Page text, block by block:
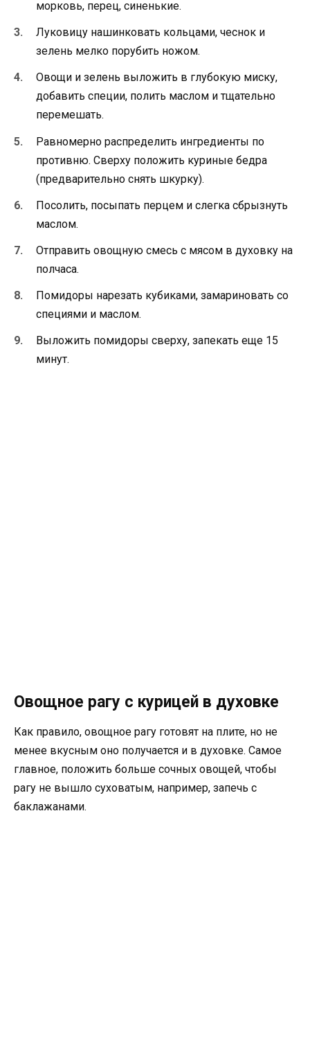
морковь, перец, синенькие.
Луковицу нашинковать кольцами, чеснок и
зелень мелко порубить ножом.
Овощи и зелень выложить в глубокую миску,
добавить специи, полить маслом и тщательно
перемешать.
Равномерно распределить ингредиенты по
противню. Сверху положить куриные бедра
(предварительно снять шкурку).
Посолить, посыпать перцем и слегка сбрызнуть
маслом.
Отправить овощную смесь с мясом в духовку на
полчаса.
Помидоры нарезать кубиками, замариновать со
специями и маслом.
Выложить помидоры сверху, запекать еще 15
минут.
Овощное рагу с курицей в духовке
Как правило, овощное рагу готовят на плите, но не
менее вкусным оно получается и в духовке. Самое
главное, положить больше сочных овощей, чтобы
рагу не вышло суховатым, например, запечь с
баклажанами.